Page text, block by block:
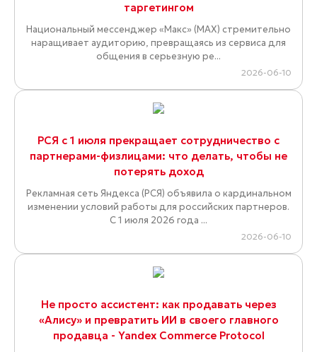
таргетингом
Национальный мессенджер «Макс» (MAX) стремительно
наращивает аудиторию, превращаясь из сервиса для
общения в серьезную ре...
2026-06-10
РСЯ с 1 июля прекращает сотрудничество с
партнерами-физлицами: что делать, чтобы не
потерять доход
Рекламная сеть Яндекса (РСЯ) объявила о кардинальном
изменении условий работы для российских партнеров.
С 1 июля 2026 года ...
2026-06-10
Не просто ассистент: как продавать через
«Алису» и превратить ИИ в своего главного
продавца - Yandex Commerce Protocol